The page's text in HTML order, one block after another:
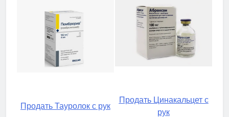
Продать Тауролок с рук
Продать Цинакальцет с
рук